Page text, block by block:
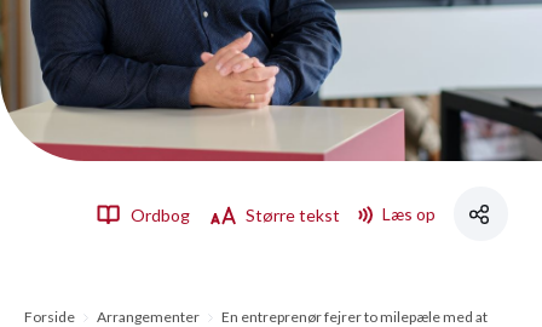
Ordbog Større tekst Læs op
Forside Arrangementer
En entreprenør fejrer to milepæle med at